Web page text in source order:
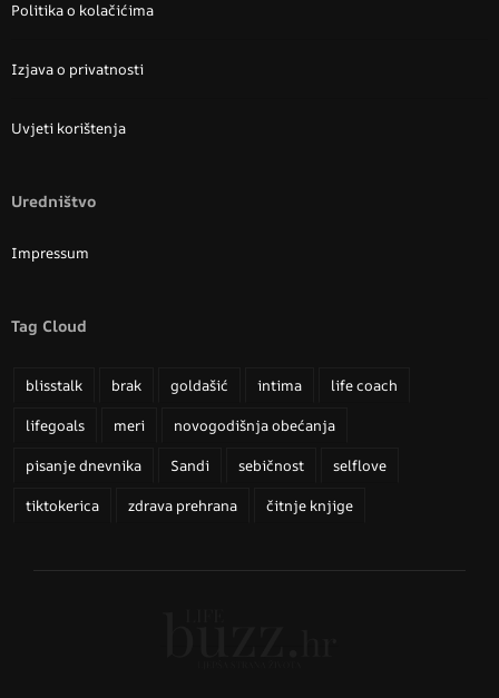
Politika o kolačićima
Izjava o privatnosti
Uvjeti korištenja
Uredništvo
Impressum
Tag Cloud
blisstalk brak goldašić intima
life coach
lifegoals
meri
novogodišnja obećanja
pisanje dnevnika
Sandi sebičnost
selflove
tiktokerica
zdrava prehrana čitnje knjige